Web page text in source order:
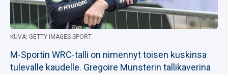
KUVA: GETTY IMAGES SPORT
M-Sportin WRC-talli on nimennyt toisen kuskinsa
tulevalle kaudelle. Gregoire Munsterin tallikaverina